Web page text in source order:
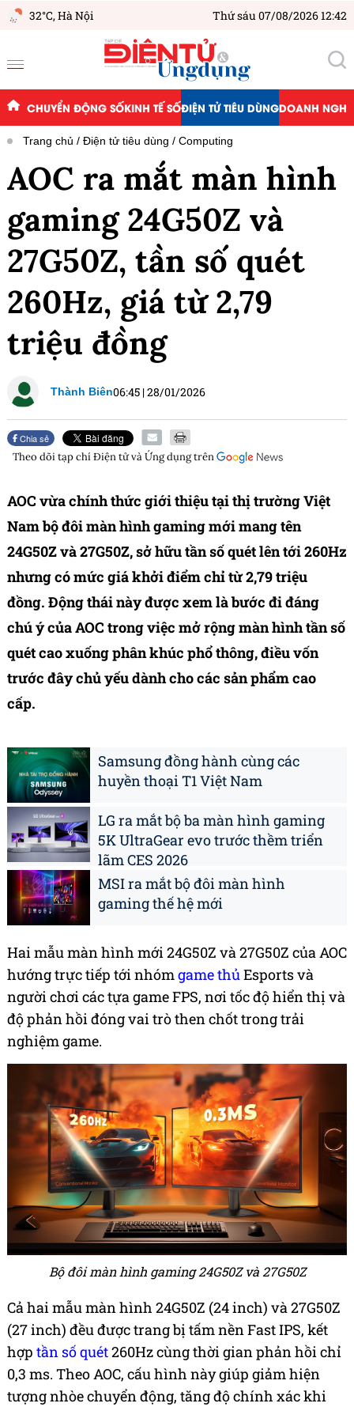
32°C,Hà Nội Thứ sáu 07/08/2026 12:42
CHUYỂN ĐỘNG SỐKINH TẾ SỐĐIỆN TỬ TIÊU DÙNGDOANH
Trang chủ Điện tử tiêu dùng Computing
AOC ra mắt màn hình
gaming 24G50Z và
27G50Z, tần số quét
260Hz, giá từ 2,79
triệu đồng
Thành Biên06:45 |28/01/2026
Chia sẻ
Theo dõi tạp chíĐiện tử và Ứng dụngtrên
AOC vừa chính thức giới thiệu tại thị trường Việt
Nam bộ đôi màn hình gaming mới mang tên
24G50Z và 27G50Z, sở hữu tần số quét lên tới 260Hz
nhưng có mức giá khởi điểm chỉ từ 2,79 triệu
đồng. Động thái này được xem là bước đi đáng
chú ý của AOC trong việc mở rộng màn hình tần số
quét cao xuống phân khúc phổ thông, điều vốn
trước đây chủ yếu dành cho các sản phẩm cao
cấp.
Samsung đồng hành cùng các
huyền thoại T1 Việt Nam
LG ra mắt bộ ba màn hình gaming
5K UltraGear evo trước thềm triển
lãm CES 2026
MSI ra mắt bộ đôi màn hình
gaming thế hệ mới
Hai mẫu màn hình mới 24G50Z và 27G50Z của AOC
hướng trực tiếp tới nhómgame thủEsports và
người chơi các tựa game FPS, nơi tốc độ hiển thị và
độ phản hồi đóng vai trò then chốt trong trải
nghiệm game.
Bộ đôi màn hình gaming 24G50Z và 27G50Z
Cả hai mẫu màn hình 24G50Z (24 inch) và 27G50Z
(27 inch) đều được trang bị tấm nền Fast IPS, kết
hợp tần số quét260Hz cùng thời gian phản hồi chỉ
0,3 ms. Theo AOC, cấu hình này giúp giảm hiện
tượng nhòe chuyển động, tăng độ chính xác khi